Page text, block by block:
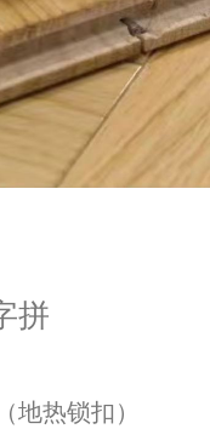
拼
（地热锁扣）